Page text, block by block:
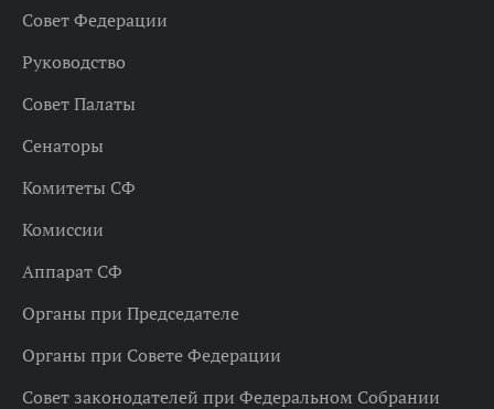
Совет Федерации
Руководство
Совет Палаты
Сенаторы
Комитеты СФ
Комиссии
Аппарат СФ
Органы при Председателе
Органы при Совете Федерации
Совет законодателей при Федеральном Собрании